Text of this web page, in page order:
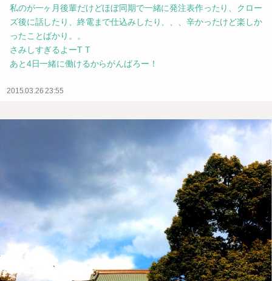
私のが一ヶ月後輩だけどほぼ同期で一緒に発注表作ったり、クロー
ズ後に話したり、終電まで仕込みしたり、、、辛かったけど楽しか
ったことばかり。。
さみしすぎるよーT T
あと4日一緒に働けるからがんばろー！
2015.03.26 23:55